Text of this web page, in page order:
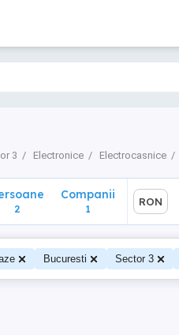
3 Electronice Electrocasnice
2
Companii
1
RON
Bucuresti Sector 3